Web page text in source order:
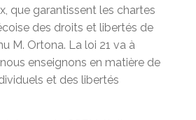
que garantissent les chartes
des droits et libertés de
M. Ortona. La loi 21 va à
enseignons en matière de
et des libertés